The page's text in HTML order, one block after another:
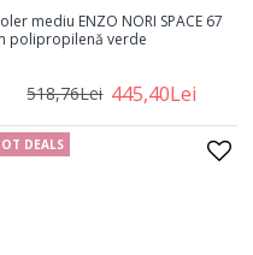
mediu ENZO NORI SPACE 67
polipropilenă verde
445,40Lei
518,76Lei
DEALS